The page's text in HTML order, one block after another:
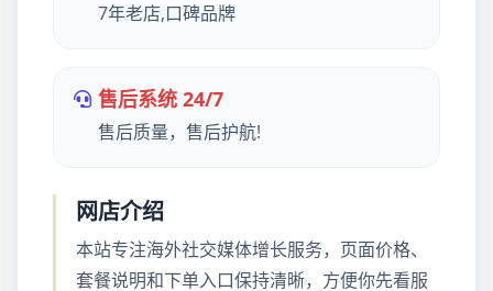
7年老店,口碑品牌
售后系统 24/7
售后质量，售后护航!
网店介绍
本站专注海外社交媒体增长服务，页面价格、
套餐说明和下单入口保持清晰，方便你先看服